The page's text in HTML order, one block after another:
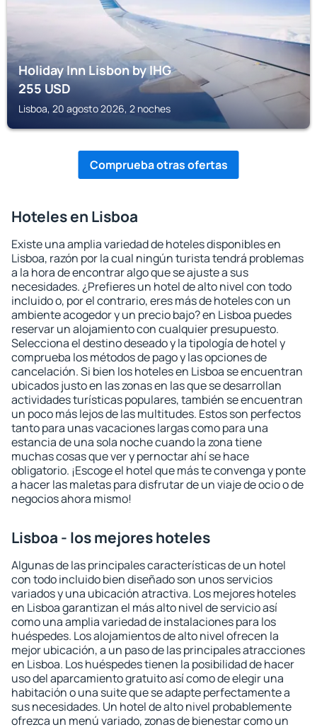
Holiday Inn Lisbon by IHG
255USD
Lisboa, 20 agosto 2026, 2 noches
Comprueba otras ofertas
Hoteles en Lisboa
Existe una amplia variedad de hoteles disponibles en
Lisboa, razón por la cual ningún turista tendrá problemas
a la hora de encontrar algo que se ajuste a sus
necesidades. ¿Prefieres un hotel de alto nivel con todo
incluido o, por el contrario, eres más de hoteles con un
ambiente acogedor y un precio bajo? en Lisboa puedes
reservar un alojamiento con cualquier presupuesto.
Selecciona el destino deseado y la tipología de hotel y
comprueba los métodos de pago y las opciones de
cancelación. Si bien los hoteles en Lisboa se encuentran
ubicados justo en las zonas en las que se desarrollan
actividades turísticas populares, también se encuentran
un poco más lejos de las multitudes. Estos son perfectos
tanto para unas vacaciones largas como para una
estancia de una sola noche cuando la zona tiene
muchas cosas que ver y pernoctar ahí se hace
obligatorio. ¡Escoge el hotel que más te convenga y ponte
a hacer las maletas para disfrutar de un viaje de ocio o de
negocios ahora mismo!
Lisboa - los mejores hoteles
Algunas de las principales características de un hotel
con todo incluido bien diseñado son unos servicios
variados y una ubicación atractiva. Los mejores hoteles
en Lisboa garantizan el más alto nivel de servicio así
como una amplia variedad de instalaciones para los
huéspedes. Los alojamientos de alto nivel ofrecen la
mejor ubicación, a un paso de las principales atracciones
en Lisboa. Los huéspedes tienen la posibilidad de hacer
uso del aparcamiento gratuito así como de elegir una
habitación o una suite que se adapte perfectamente a
sus necesidades. Un hotel de alto nivel probablemente
ofrezca un menú variado, zonas de bienestar como un